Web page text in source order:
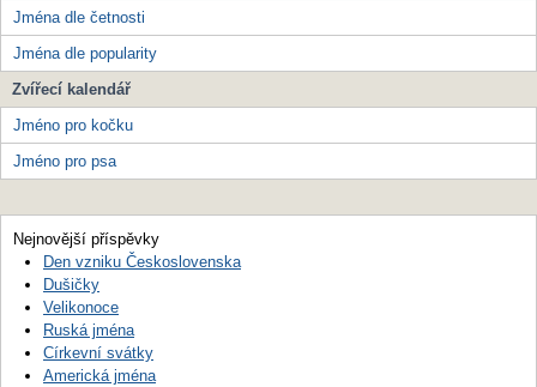
Jména dle četnosti
Jména dle popularity
Zvířecí kalendář
Jméno pro kočku
Jméno pro psa
Nejnovější příspěvky
Den vzniku Československa
Dušičky
Velikonoce
Ruská jména
Církevní svátky
Americká jména